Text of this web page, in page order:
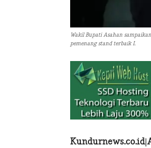
Wakil Bupati Asahan
pemenang stand terbaik I.